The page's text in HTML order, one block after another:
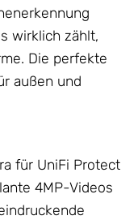
wirklich zählt,
Die perfekte
außen und
für UniFi Protect
4MP-Videos